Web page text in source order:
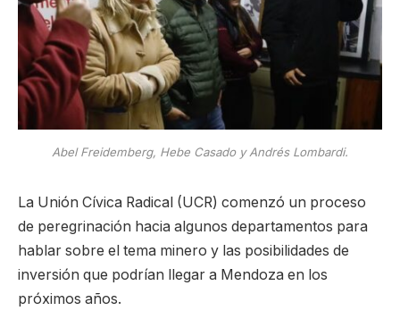
Abel Freidemberg, Hebe Casado y Andrés Lombardi.
La Unión Cívica Radical (UCR) comenzó un proceso
de peregrinación hacia algunos departamentos para
hablar sobre el tema minero y las posibilidades de
inversión que podrían llegar a Mendoza en los
próximos años.